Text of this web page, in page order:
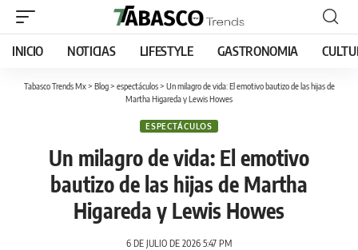
INICIO NOTICIAS LIFESTYLE GASTRONOMIA
Tabasco Trends Mx> Blog> espectáculos> Un milagro de vida: El emotivo bautizo de las hijas de
Martha Higareda y Lewis Howes
ESPECTÁCULOS
Un milagro de vida: El emotivo
bautizo de las hijas de Martha
Higareda y Lewis Howes
6 DE JULIO DE 2026 5:47 PM